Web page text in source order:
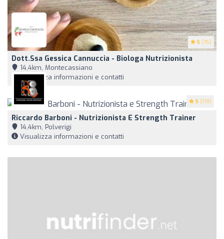
5 (76)
Dott.ssa Gessica Cannuccia - Biologa Nutrizionista
14,4km, Montecassiano
Visualizza informazioni e contatti
5 (119)
Riccardo Barboni - Nutrizionista E Strength Trainer
14,4km, Polverigi
Visualizza informazioni e contatti